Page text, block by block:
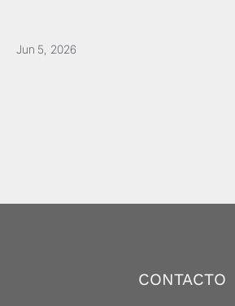
Jun 5, 2026
CONTACTO